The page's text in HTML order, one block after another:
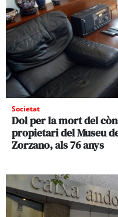
Societat
Dol per la mort del
propietari del Museu
Zorzano, als 76 anys